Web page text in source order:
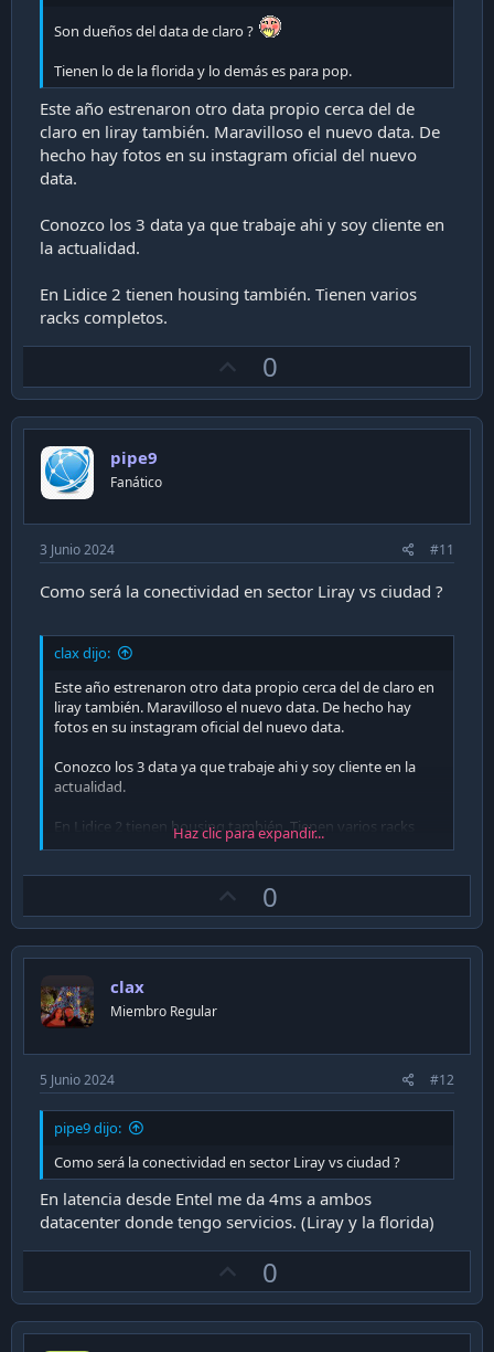
Son dueños del data de claro ?
Tienen lo de la florida y lo demás es para pop.
Este año estrenaron otro data propio cerca del de
claro en liray también. Maravilloso el nuevo data. De
hecho hay fotos en su instagram oficial del nuevo
data.
Conozco los 3 data ya que trabaje ahi y soy cliente en
la actualidad.
En Lidice 2 tienen housing también. Tienen varios
racks completos.
p
v
0
pipe9
Fanático
3 Junio 2024 #11
Como será la conectividad en sector Liray vs ciudad ?
clax dijo:
Este año estrenaron otro data propio cerca del de claro en
liray también. Maravilloso el nuevo data. De hecho hay
fotos en su instagram oficial del nuevo data.
Conozco los 3 data ya que trabaje ahi y soy cliente en la
actualidad.
En Lidice 2 tienen housing también. Tienen varios racks
completos.
Haz clic para expandir...
p
v
0
clax
Miembro Regular
5 Junio 2024 #12
pipe9 dijo:
Como será la conectividad en sector Liray vs ciudad ?
En latencia desde Entel me da 4ms a ambos
datacenter donde tengo servicios. (Liray y la florida)
p
v
0